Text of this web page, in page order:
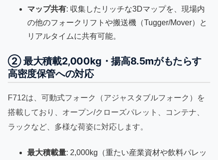
マップ共有: 収集したリッチな3Dマップを、現場内
の他のフォークリフトや搬送機（Tugger/Mover）と
リアルタイムに共有可能。
② 最大積載2,000kg・揚高8.5mがもたらす
高密度保管への対応
F712は、可動式フォーク（アジャスタブルフォーク）を
搭載しており、オープン/クローズパレット、コンテナ、
ラックなど、多様な荷姿に対応します。
最大積載量: 2,000kg（重たい産業資材や飲料パレッ